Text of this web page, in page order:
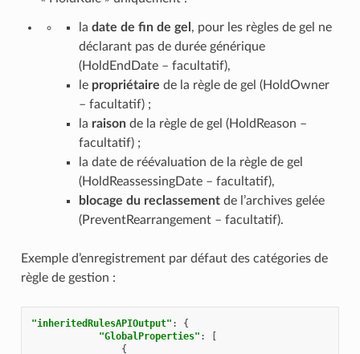
la date de fin de gel , pour les règles de gel ne
déclarant pas de durée générique
(HoldEndDate – facultatif),
le propriétaire de la règle de gel (HoldOwner
– facultatif) ;
la raisonde la règle de gel (HoldReason –
facultatif) ;
la date de réévaluation de la règle de gel
(HoldReassessingDate – facultatif),
blocage du reclassementde l’archives gelée
(PreventRearrangement – facultatif).
Exemple d’enregistrement par défaut des catégories de
règle de gestion :
"inheritedRulesAPIOutput" :
{
"GlobalProperties" :
[
{